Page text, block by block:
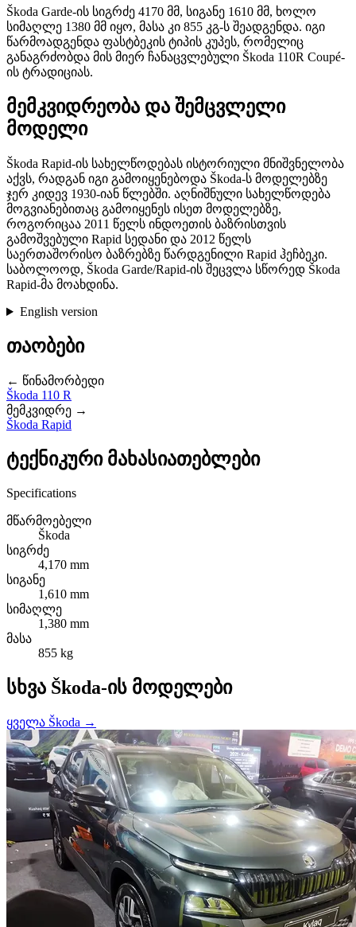
Škoda Garde-ის სიგრძე 4170 მმ, სიგანე 1610 მმ, ხოლო
სიმაღლე 1380 მმ იყო, მასა კი 855 კგ-ს შეადგენდა. იგი
წარმოადგენდა ფასტბეკის ტიპის კუპეს, რომელიც
განაგრძობდა მის მიერ ჩანაცვლებული Škoda 110R Coupé-
ის ტრადიციას.
მემკვიდრეობა და შემცვლელი
მოდელი
Škoda Rapid-ის სახელწოდებას ისტორიული მნიშვნელობა
აქვს, რადგან იგი გამოიყენებოდა Škoda-ს მოდელებზე
ჯერ კიდევ 1930-იან წლებში. აღნიშნული სახელწოდება
მოგვიანებითაც გამოიყენეს ისეთ მოდელებზე,
როგორიცაა 2011 წელს ინდოეთის ბაზრისთვის
გამოშვებული Rapid სედანი და 2012 წელს
საერთაშორისო ბაზრებზე წარდგენილი Rapid ჰეჩბეკი.
საბოლოოდ, Škoda Garde/Rapid-ის შეცვლა სწორედ Škoda
Rapid-მა მოახდინა.
English version
თაობები
← წინამორბედი
Škoda 110 R
მემკვიდრე →
Škoda Rapid
ტექნიკური მახასიათებლები
Specifications
მწარმოებელი
Škoda
სიგრძე
4,170 mm
სიგანე
1,610 mm
სიმაღლე
1,380 mm
მასა
855 kg
სხვა Škoda-ის მოდელები
ყველა Škoda →